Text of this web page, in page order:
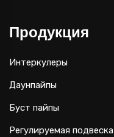
Продукция
Интеркулеры
Даунпайпы
Буст пайпы
Регулируемая подвеска